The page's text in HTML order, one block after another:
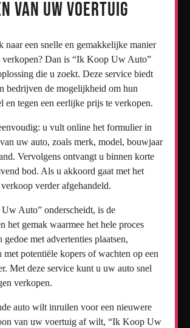
van Uw Voertuig
naar een snelle en gemakkelijke manier
verkopen? Dan is “Ik Koop Uw Auto”
die u zoekt. Deze service biedt
bedrijven de mogelijkheid om hun
en tegen een eerlijke prijs te verkopen.
u vult online het formulier in
uw auto, zoals merk, model, bouwjaar
Vervolgens ontvangt u binnen korte
bod. Als u akkoord gaat met het
verder afgehandeld.
Auto” onderscheidt, is de
het gemak waarmee het hele proces
gedoe met advertenties plaatsen,
met potentiële kopers of wachten op een
Met deze service kunt u uw auto snel
verkopen.
auto wilt inruilen voor een nieuwere
van uw voertuig af wilt, “Ik Koop Uw